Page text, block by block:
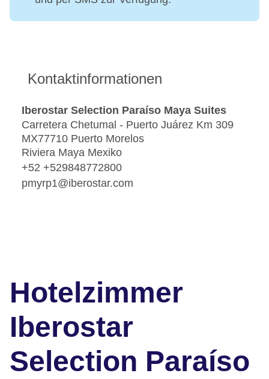
Kontaktinformationen
Iberostar Selection Paraíso Maya Suites
Carretera Chetumal - Puerto Juárez Km 309
MX77710 Puerto Morelos
Riviera Maya Mexiko
+52 +529848772800
pmyrp1@iberostar.com
Hotelzimmer
Iberostar
Selection Paraíso